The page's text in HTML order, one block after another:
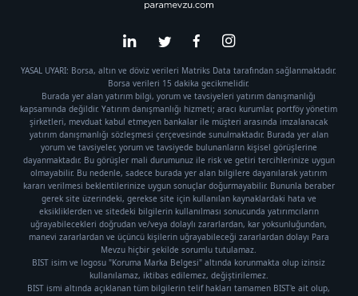
YASAL UYARI: Borsa, altın ve döviz verileri Matriks Data tarafından sağlanmaktadır.
Borsa verileri 15 dakika gecikmelidir.
Burada yer alan yatırım bilgi, yorum ve tavsiyeleri yatırım danışmanlığı
kapsamında değildir. Yatırım danışmanlığı hizmeti; aracı kurumlar, portföy yönetim
şirketleri, mevduat kabul etmeyen bankalar ile müşteri arasında imzalanacak
yatırım danışmanlığı sözleşmesi çerçevesinde sunulmaktadır. Burada yer alan
yorum ve tavsiyeler, yorum ve tavsiyede bulunanların kişisel görüşlerine
dayanmaktadır. Bu görüşler mali durumunuz ile risk ve getiri tercihlerinize uygun
olmayabilir. Bu nedenle, sadece burada yer alan bilgilere dayanılarak yatırım
kararı verilmesi beklentilerinize uygun sonuçlar doğurmayabilir. Bununla beraber
gerek site üzerindeki, gerekse site için kullanılan kaynaklardaki hata ve
eksikliklerden ve sitedeki bilgilerin kullanılması sonucunda yatırımcıların
uğrayabilecekleri doğrudan ve/veya dolaylı zararlardan, kar yoksunluğundan,
manevi zararlardan ve üçüncü kişilerin uğrayabileceği zararlardan dolayı Para
Mevzu hiçbir şekilde sorumlu tutulamaz.
BIST isim ve logosu "Koruma Marka Belgesi" altında korunmakta olup izinsiz
kullanılamaz, iktibas edilemez, değiştirilemez.
BIST ismi altında açıklanan tüm bilgilerin telif hakları tamamen BIST'e ait olup,